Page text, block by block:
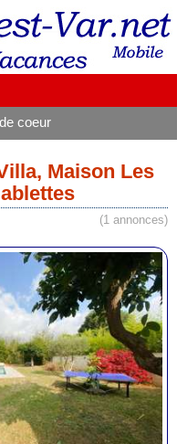
coeur
Maison Les
(1 annonces)